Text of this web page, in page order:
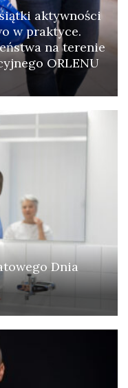
aktywności
w praktyce.
na terenie
ORLENU
Dnia